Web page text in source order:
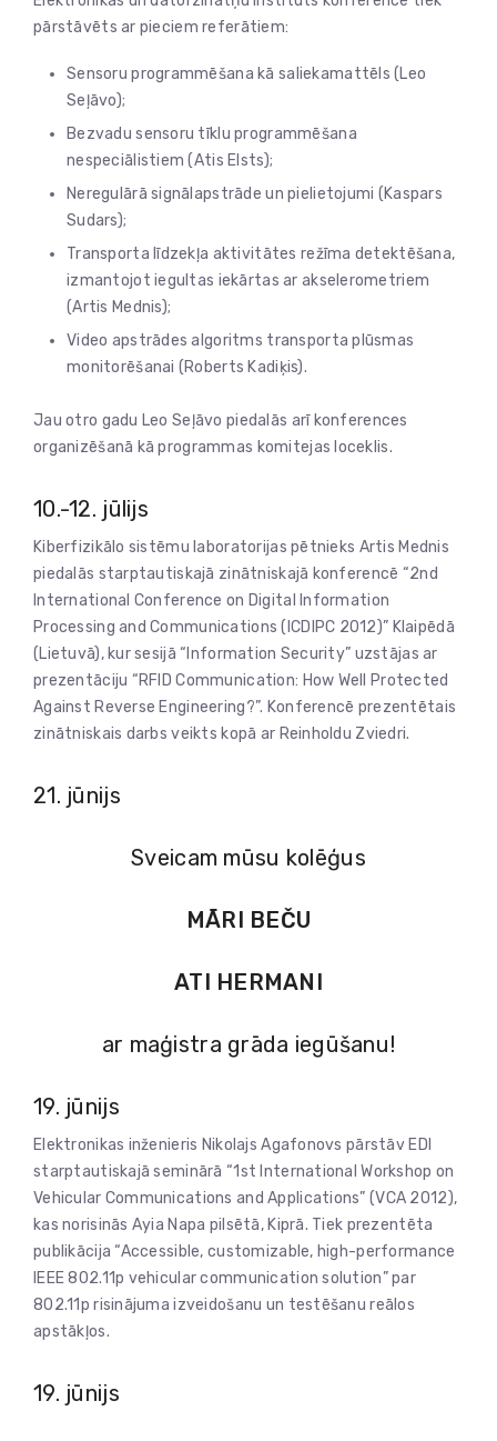
pārstāvēts ar pieciem referātiem:
Sensoru programmēšana kā saliekamattēls (Leo
Seļāvo);
Bezvadu sensoru tīklu programmēšana
nespeciālistiem (Atis Elsts);
Neregulārā signālapstrāde un pielietojumi (Kaspars
Sudars);
Transporta līdzekļa aktivitātes režīma detektēšana,
izmantojot iegultas iekārtas ar akselerometriem
(Artis Mednis);
Video apstrādes algoritms transporta plūsmas
monitorēšanai (Roberts Kadiķis).
Jau otro gadu Leo Seļāvo piedalās arī konferences
organizēšanā kā programmas komitejas loceklis.
10.-12. jūlijs
Kiberfizikālo sistēmu laboratorijas pētnieks Artis Mednis
piedalās starptautiskajā zinātniskajā konferencē “2nd
International Conference on Digital Information
Processing and Communications (ICDIPC 2012)” Klaipēdā
(Lietuvā), kur sesijā “Information Security” uzstājas ar
prezentāciju “RFID Communication: How Well Protected
Against Reverse Engineering?”. Konferencē prezentētais
zinātniskais darbs veikts kopā ar Reinholdu Zviedri.
21. jūnijs
Sveicam mūsu kolēģus
MĀRI BEČU
ATI HERMANI
ar maģistra grāda iegūšanu!
19. jūnijs
Elektronikas inženieris Nikolajs Agafonovs pārstāv EDI
starptautiskajā seminārā “1st International Workshop on
Vehicular Communications and Applications” (VCA 2012),
kas norisinās Ayia Napa pilsētā, Kiprā. Tiek prezentēta
publikācija “Accessible, customizable, high-performance
IEEE 802.11p vehicular communication solution” par
802.11p risinājuma izveidošanu un testēšanu reālos
apstākļos.
19. jūnijs